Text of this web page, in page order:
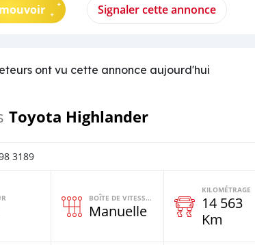
Signaler cette annonce
ont vu cette annonce aujourd'hui
Toyota Highlander
3189
BOÎTE DE VITESSES
Manuelle
KILOMÉTRAGE
14 563
Km